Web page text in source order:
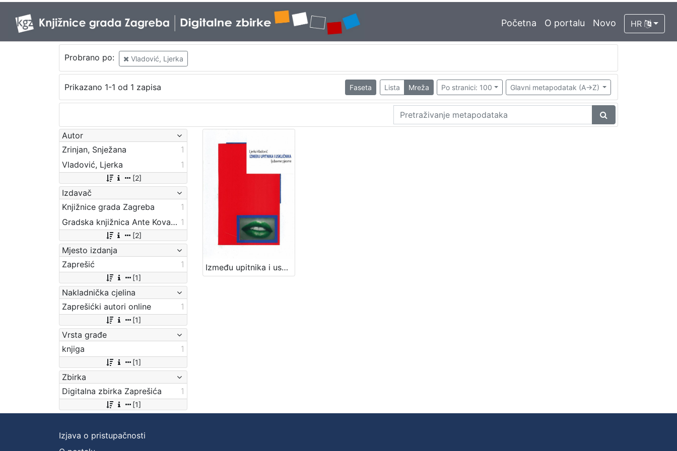
Početna O portalu Novo HR
Probrano po: Vladović, Ljerka
Prikazano 1-1 od 1 zapisa Faseta Lista Mreža Po stranici: 100 Glavni metapodatak (A->Z)
Autor
Zrinjan, Snježana
1
Vladović, Ljerka
1
[2]
Izdavač
Knjižnice grada Zagreba
1
Gradska knjižnica Ante Kovačića 1
[2]
Mjesto izdanja
Zaprešić
1
[1]
Nakladnička cjelina
Zaprešićki autori online
1
[1]
Vrsta građe
knjiga
1
[1]
Zbirka
Digitalna zbirka Zaprešića
1
[1]
Između upitnika i uskličnika / Ljerka Vladović
Izjava o pristupačnosti